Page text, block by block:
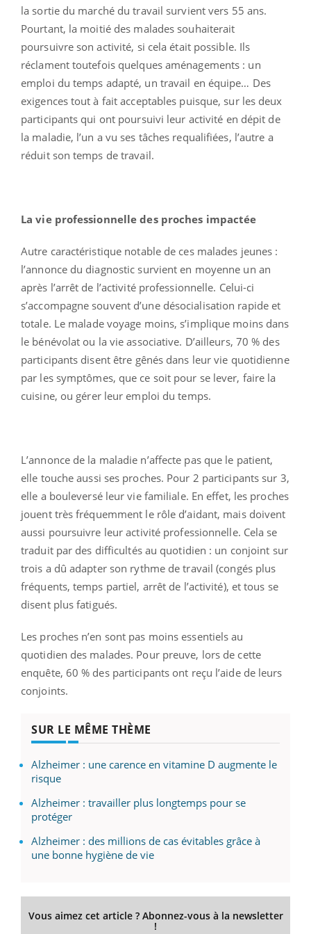
la sortie du marché du travail survient vers 55 ans.
Pourtant, la moitié des malades souhaiterait
poursuivre son activité, si cela était possible. Ils
réclament toutefois quelques aménagements : un
emploi du temps adapté, un travail en équipe… Des
exigences tout à fait acceptables puisque, sur les deux
participants qui ont poursuivi leur activité en dépit de
la maladie, l’un a vu ses tâches requalifiées, l’autre a
réduit son temps de travail.
La vie professionnelle des proches impactée
Autre caractéristique notable de ces malades jeunes :
l’annonce du diagnostic survient en moyenne un an
après l’arrêt de l’activité professionnelle. Celui-ci
s’accompagne souvent d’une désocialisation rapide et
totale. Le malade voyage moins, s’implique moins dans
le bénévolat ou la vie associative. D’ailleurs, 70 % des
participants disent être gênés dans leur vie quotidienne
par les symptômes, que ce soit pour se lever, faire la
cuisine, ou gérer leur emploi du temps.
L’annonce de la maladie n’affecte pas que le patient,
elle touche aussi ses proches. Pour 2 participants sur 3,
elle a bouleversé leur vie familiale. En effet, les proches
jouent très fréquemment le rôle d’aidant, mais doivent
aussi poursuivre leur activité professionnelle. Cela se
traduit par des difficultés au quotidien : un conjoint sur
trois a dû adapter son rythme de travail (congés plus
fréquents, temps partiel, arrêt de l’activité), et tous se
disent plus fatigués.
Les proches n’en sont pas moins essentiels au
quotidien des malades. Pour preuve, lors de cette
enquête, 60 % des participants ont reçu l’aide de leurs
conjoints.
SUR LE MÊME THÈME
Alzheimer : une carence en vitamine D augmente le
risque
Alzheimer : travailler plus longtemps pour se
protéger
Alzheimer : des millions de cas évitables grâce à
une bonne hygiène de vie
Vous aimez cet article ? Abonnez-vous à la newsletter
!